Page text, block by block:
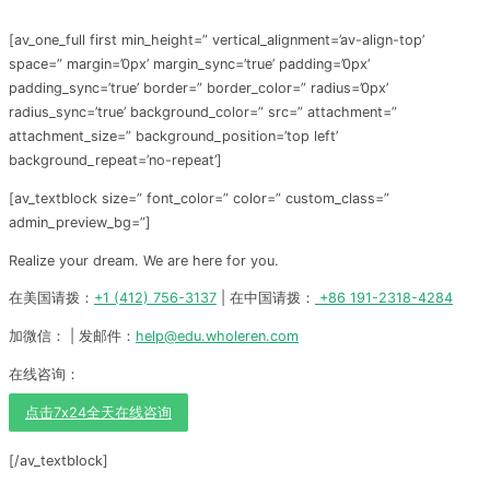
[av_one_full first min_height=” vertical_alignment=’av-align-top’
space=” margin=’0px’ margin_sync=’true’ padding=’0px’
padding_sync=’true’ border=” border_color=” radius=’0px’
radius_sync=’true’ background_color=” src=” attachment=”
attachment_size=” background_position=’top left’
background_repeat=’no-repeat’]
[av_textblock size=” font_color=” color=” custom_class=”
admin_preview_bg=”]
Realize your dream. We are here for you.
在美国请拨： +1 (412) 756-3137 | 在中国请拨： +86 191-2318-4284
加微信： | 发邮件： help@edu.wholeren.com
在线咨询：
点击7x24全天在线咨询
[/av_textblock]